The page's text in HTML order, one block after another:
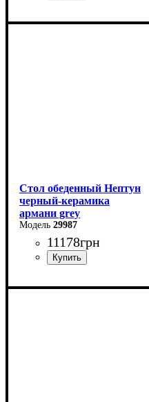
Длина: 120 см
Стол обеденный Нептун
черный-керамика
армани grey
29987
11178грн
Ширина: 110 см